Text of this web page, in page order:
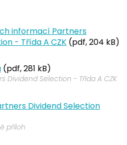
informací Partners
- Třída A CZK (pdf, 204 kB)
(pdf, 281 kB)
Dividend Selection - Třída A CZK
Dividend Selection
příloh